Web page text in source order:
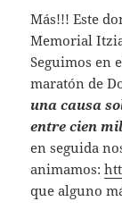
Más!!! Este
Memorial
Seguimos en
maratón de
una causa
entre cien mil
en seguida
animamos:
que alguno